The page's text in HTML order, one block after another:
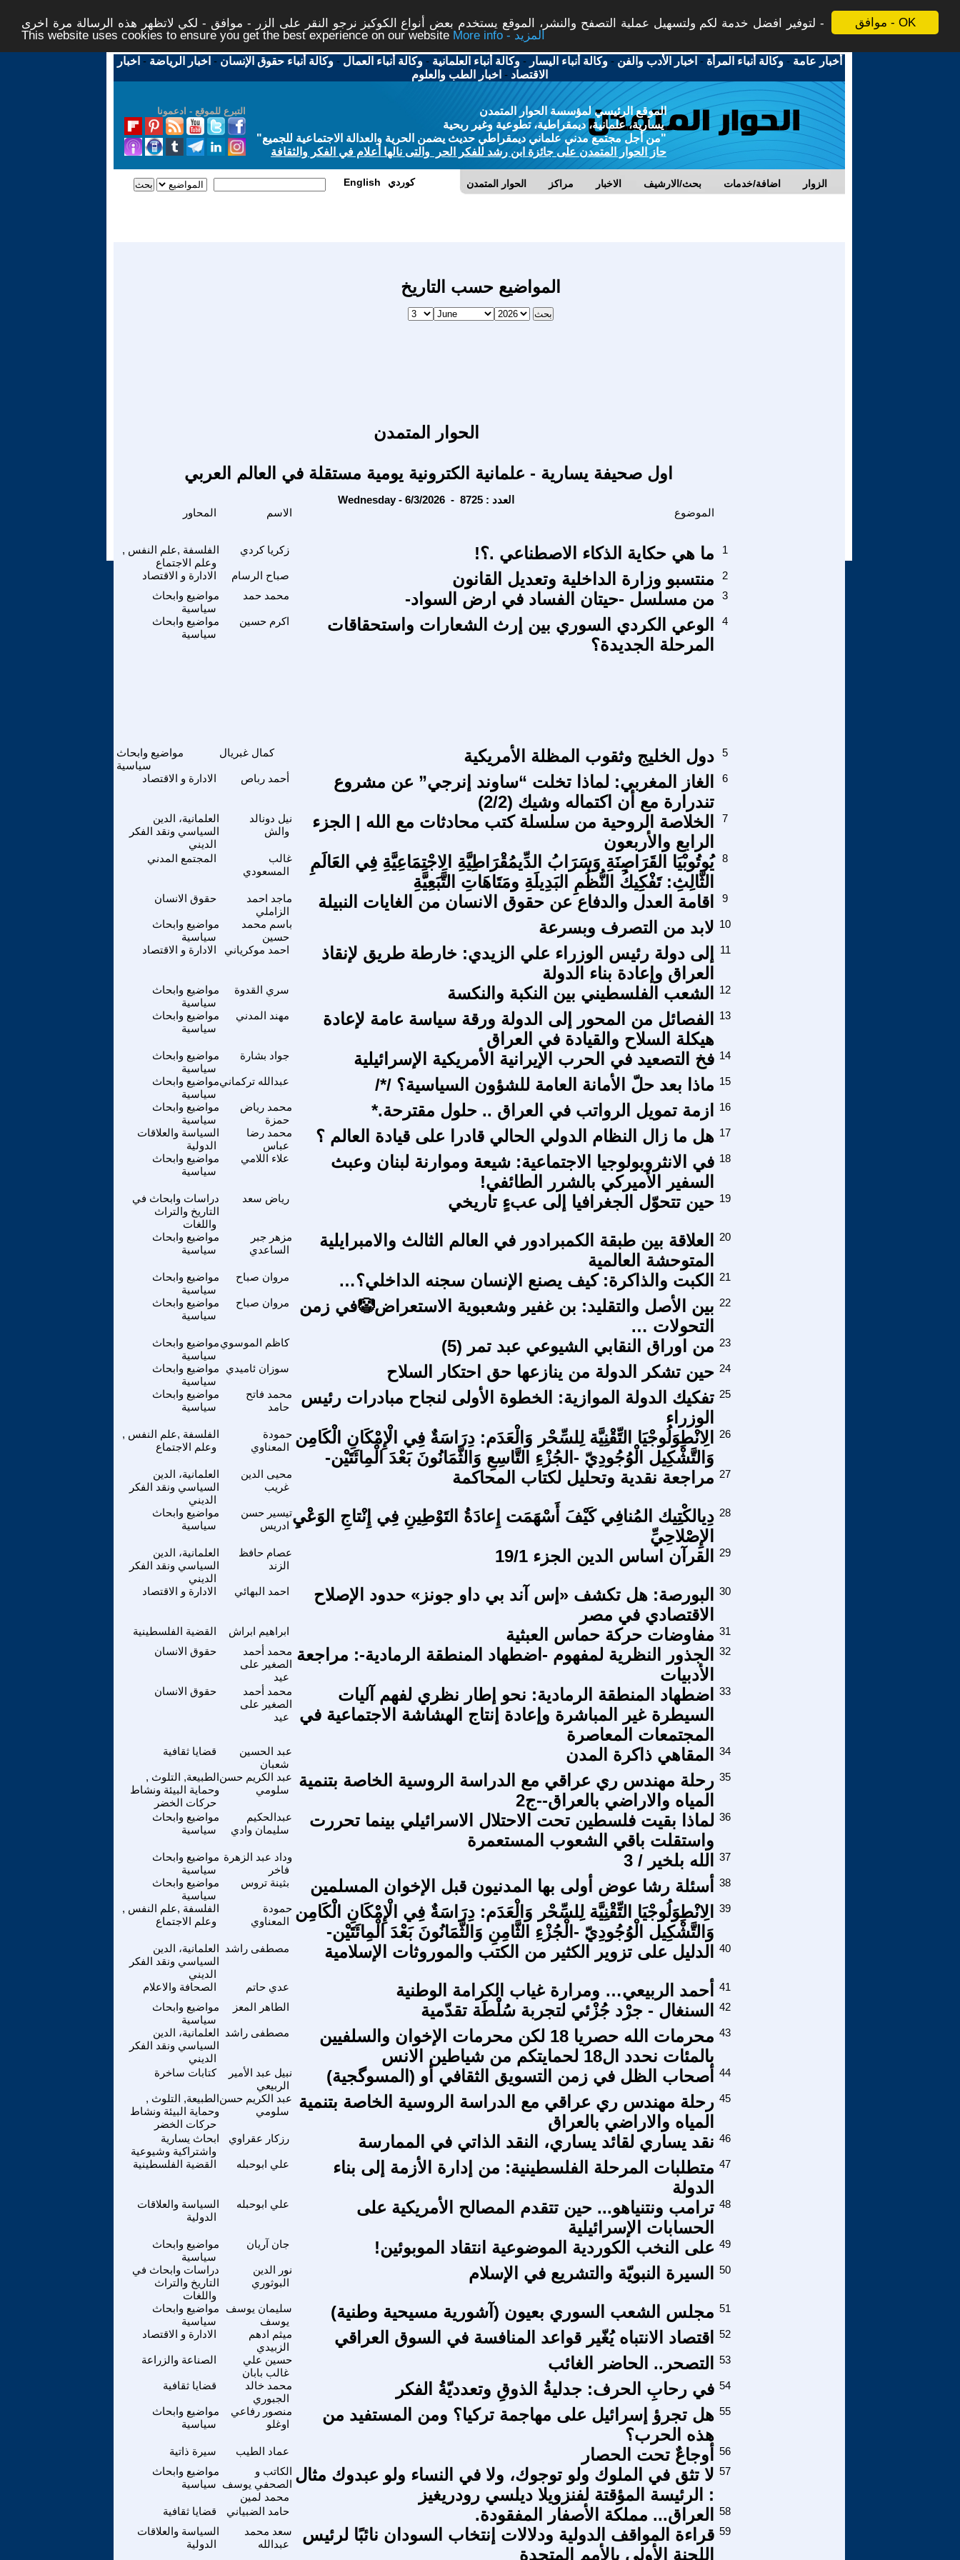
موافق - OK
لتوفير افضل خدمة لكم ولتسهيل عملية التصفح والنشر، الموقع يستخدم بعض أنواع الكوكيز نرجو النقر على الزر - موافق - لكي لاتظهر هذه الرسالة مرة اخرى -
This website uses cookies to ensure you get the best experience on our website
More info - المزيد
أخبار عامة -وكالة أنباء المرأة - اخبار الأدب والفن -وكالة أنباء اليسار -وكالة أنباء العلمانية -وكالة أنباء العمال -وكالة أنباء حقوق الإنسان - اخبار الرياضة - اخبار
الاقتصاد - اخبار الطب والعلوم
التبرع للموقع - ادعمونا
الموقع الرئيسي لمؤسسة الحوار المتمدن
يسارية، علمانية، ديمقراطية، تطوعية وغير ربحية
"من أجل مجتمع مدني علماني ديمقراطي حديث يضمن الحرية والعدالة الاجتماعية للجميع"
حاز الحوار المتمدن على جائزة ابن رشد للفكر الحر والتى نالها أعلام في الفكر والثقافة
الحوار المتمدن مراكز الاخبار بحث/الارشيف اضافة/خدمات الزوار English كوردي
المواضيع حسب التاريخ
الحوار المتمدن
اول صحيفة يسارية - علمانية الكترونية يومية مستقلة في العالم العربي
Wednesday - 6/3/2026 - العدد : 8725
الاسم الموضوع
الفلسفة ,علم النفس ,
وعلم الاجتماع
زكريا كردي ما هي حكاية الذكاء الاصطناعي .؟! 1
الادارة و الاقتصاد صباح الرسام منتسبو وزارة الداخلية وتعديل القانون
2
مواضيع وابحاث
سياسية
محمد حمد من مسلسل -حيتان الفساد في ارض السواد- 3
مواضيع وابحاث
سياسية
اكرم حسين
الوعي الكردي السوري بين إرث الشعارات واستحقاقات
المرحلة الجديدة؟
4
مواضيع وابحاث
سياسية
كمال غبريال دول الخليج وثقوب المظلة الأمريكية 5
الادارة و الاقتصاد أحمد رباص
الغاز المغربي: لماذا تخلت “ساوند إنرجي” عن مشروع
تندرارة مع أن اكتماله وشيك (2/2)
6
العلمانية، الدين
السياسي ونقد الفكر
الديني
نيل دونالد
والش
الخلاصة الروحية من سلسلة كتب محادثات مع الله | الجزء
الرابع والأربعون
7
المجتمع المدني
غالب
المسعودي
يُوتُوبْيَا القَرَاصِنَةِ وَسَرَابُ الدِّيمُقْرَاطِيَّةِ الِاجْتِمَاعِيَّةِ فِي العَالَمِ
الثَّالِثِ: تَفْكِيكُ النُّظُمِ البَدِيلَةِ ومَتَاهَاتِ التَّبَعِيَّةِ
8
حقوق الانسان
ماجد احمد
الزاملي
اقامة العدل والدفاع عن حقوق الانسان من الغايات النبيلة 9
مواضيع وابحاث
سياسية
باسم محمد
حسين
لابد من التصرف وبسرعة 10
الادارة و الاقتصاد احمد موكرياني
إلى دولة رئيس الوزراء علي الزيدي: خارطة طريق لإنقاذ
العراق وإعادة بناء الدولة
11
مواضيع وابحاث
سياسية
سري القدوة الشعب الفلسطيني بين النكبة والنكسة 12
مواضيع وابحاث
سياسية
مهند المدني
الفصائل من المحور إلى الدولة ورقة سياسة عامة لإعادة
هيكلة السلاح والقيادة في العراق
13
مواضيع وابحاث
سياسية
جواد بشارة فخ التصعيد في الحرب الإيرانية الأمريكية الإسرائيلية 14
مواضيع وابحاث
سياسية
عبدالله تركماني ماذا بعد حلّ الأمانة العامة للشؤون السياسية؟ /*/ 15
مواضيع وابحاث
سياسية
محمد رياض
حمزة
ازمة تمويل الرواتب في العراق .. حلول مقترحة.* 16
السياسة والعلاقات
الدولية
محمد رضا
عباس
هل ما زال النظام الدولي الحالي قادرا على قيادة العالم ؟ 17
مواضيع وابحاث
سياسية
علاء اللامي
في الانثروبولوجيا الاجتماعية: شيعة وموارنة لبنان وعبث
السفير الأميركي بالشرر الطائفي!
18
دراسات وابحاث في
التاريخ والتراث
واللغات
رياض سعد حين تتحوّل الجغرافيا إلى عبءٍ تاريخي 19
مواضيع وابحاث
سياسية
مزهر جبر
الساعدي
العلاقة بين طبقة الكمبرادور في العالم الثالث والامبرايلية
المتوحشة العالمية
20
مواضيع وابحاث
سياسية
مروان صباح الكبت والذاكرة: كيف يصنع الإنسان سجنه الداخلي؟… 21
مواضيع وابحاث
سياسية
مروان صباح
بين الأصل والتقليد: بن غفير وشعبوية الاستعراض🤡في زمن
التحولات …
22
مواضيع وابحاث
سياسية
كاظم الموسوي من اوراق النقابي الشيوعي عبد تمر (5) 23
مواضيع وابحاث
سياسية
سوزان ئاميدي حين تشكر الدولة من ينازعها حق احتكار السلاح 24
مواضيع وابحاث
سياسية
محمد فاتح
حامد
تفكيك الدولة الموازية: الخطوة الأولى لنجاح مبادرات رئيس
الوزراء
25
الفلسفة ,علم النفس ,
وعلم الاجتماع
حمودة
المعناوي الِانْطِوَلُوجْيَا التِّقْنِيَّة لِلسِّحْر وَالْعَدَم: دِرَاسَةٌ فِي الْإِمْكَانِ الْكَامِن
وَالتَّشْكِيل الْوُجُودِيّ -الجُزْءِ التَّاسِعِ وَالثَّمَانُونَ بَعْدَ الْمِائَتَيْن-
26
العلمانية، الدين
السياسي ونقد الفكر
الديني
محيى الدين
غريب
مراجعة نقدية وتحليل لكتاب المحاكمة 27
مواضيع وابحاث
سياسية
تيسير حسن
ادريس دِيالكْتِيك المُنافِي كَيْفَ أَسْهَمَت إِعادَةُ التَوْطِينِ فِي إِنْتاجِ الوَعْيِ
الإِصْلاحِيِّ
28
العلمانية، الدين
السياسي ونقد الفكر
الديني
عصام حافظ
الزند
القرآن اساس الدين الجزء 19/1 29
الادارة و الاقتصاد احمد البهائي
البورصة: هل تكشف «إس آند بي داو جونز» حدود الإصلاح
الاقتصادي في مصر
30
القضية الفلسطينية ابراهيم ابراش مفاوضات حركة حماس العبثية 31
حقوق الانسان
محمد أحمد
الصغير على
عيد
الجذور النظرية لمفهوم -اضطهاد المنطقة الرمادية-: مراجعة
الأدبيات
32
حقوق الانسان
محمد أحمد
الصغير على
عيد
اضطهاد المنطقة الرمادية: نحو إطار نظري لفهم آليات
السيطرة غير المباشرة وإعادة إنتاج الهشاشة الاجتماعية في
المجتمعات المعاصرة
33
قضايا ثقافية
عبد الحسين
شعبان
المقاهي ذاكرة المدن 34
الطبيعة, التلوث ,
وحماية البيئة ونشاط
حركات الخضر
عبد الكريم حسن
سلومي
رحلة مهندس ري عراقي مع الدراسة الروسية الخاصة بتنمية
المياه والاراضي بالعراق--ج2
35
مواضيع وابحاث
سياسية
عبدالحكيم
سليمان وادي
لماذا بقيت فلسطين تحت الاحتلال الاسرائيلي بينما تحررت
واستقلت باقي الشعوب المستعمرة
36
مواضيع وابحاث
سياسية
وداد عبد الزهرة
فاخر
الله بلخير / 3 37
مواضيع وابحاث
سياسية
بثينة تروس أسئلة رشا عوض أولى بها المدنيون قبل الإخوان المسلمين 38
الفلسفة ,علم النفس ,
وعلم الاجتماع
حمودة
المعناوي الِانْطِوَلُوجْيَا التِّقْنِيَّة لِلسِّحْر وَالْعَدَم: دِرَاسَةٌ فِي الْإِمْكَانِ الْكَامِن
وَالتَّشْكِيل الْوُجُودِيّ -الْجُزْءِ الثَّامِنِ وَالثَّمَانُونَ بَعْدَ الْمِائَتَيْن-
39
العلمانية، الدين
السياسي ونقد الفكر
الديني
مصطفى راشد الدليل على تزوير الكثير من الكتب والموروثات الإسلامية 40
الصحافة والاعلام عدي حاتم أحمد الربيعي… ومرارة غياب الكرامة الوطنية
41
مواضيع وابحاث
سياسية
الطاهر المعز السنغال - جرْد جُزْئي لتجربة سُلْطَة تقدّمية 42
العلمانية، الدين
السياسي ونقد الفكر
الديني
مصطفى راشد
محرمات الله حصريا 18 لكن محرمات الإخوان والسلفيين
بالمئات نحدد ال18 لحمايتكم من شياطين الانس
43
كتابات ساخرة
نبيل عبد الأمير
الربيعي
أصحاب الظل في زمن التسويق الثقافي أو (المسوگجية) 44
الطبيعة, التلوث ,
وحماية البيئة ونشاط
حركات الخضر
عبد الكريم حسن
سلومي
رحلة مهندس ري عراقي مع الدراسة الروسية الخاصة بتنمية
المياه والاراضي بالعراق
45
ابحاث يسارية
واشتراكية وشيوعية
رزكار عقراوي نقد يساري لقائد يساري، النقد الذاتي في الممارسة 46
القضية الفلسطينية علي ابوحبله
متطلبات المرحلة الفلسطينية: من إدارة الأزمة إلى بناء
الدولة
47
السياسة والعلاقات
الدولية
علي ابوحبله
ترامب ونتنياهو... حين تتقدم المصالح الأمريكية على
الحسابات الإسرائيلية
48
مواضيع وابحاث
سياسية
جان آريان على النخب الكوردية الموضوعية انتقاد الموبوئين! 49
دراسات وابحاث في
التاريخ والتراث
واللغات
نور الدين
البوثوري
السيرة النبويّة والتشريع في الإسلام 50
مواضيع وابحاث
سياسية
سليمان يوسف
يوسف
مجلس الشعب السوري بعيون (آشورية مسيحية وطنية) 51
الادارة و الاقتصاد
ميثم ادهم
الزبيدي
اقتصاد الانتباه يُغّير قواعد المنافسة في السوق العراقي 52
الصناعة والزراعة
حسين علي
غالب بابان
التصحر.. الحاضر الغائب 53
قضايا ثقافية
محمد خالد
الجبوري
في رحابِ الحرف: جدليةُ الذوقِ وتعدديّةُ الفكر 54
مواضيع وابحاث
سياسية
منصور رفاعي
اوغلو
هل تجرؤ إسرائيل على مهاجمة تركيا؟ ومن المستفيد من
هذه الحرب؟
55
سيرة ذاتية عماد الطيب أوجاعٌ تحت الحصار
56
مواضيع وابحاث
سياسية
الكاتب و
الصحفي يوسف
محمد لمين
لا تثق في الملوك ولو توجوك، ولا في النساء ولو عبدوك مثال
: الرئيسة المؤقتة لفنزويلا ديلسي رودريغيز
57
قضايا ثقافية حامد الضبياني العراق... مملكة الأصفار المفقودة.
58
السياسة والعلاقات
الدولية
سعد محمد
عبدالله
قراءة المواقف الدولية ودلالات إنتخاب السودان نائبًا لرئيس
اللجنة الأولى بالأمم المتحدة
59